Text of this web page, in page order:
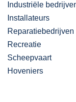
Industriële
Installateurs
Reparatiebedrijven
Recreatie
Scheepvaart
Hoveniers